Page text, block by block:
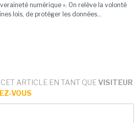
numérique ». On relève la volonté
lois, de protéger les données...
ARTICLE EN TANT QUE VISITEUR
VOUS